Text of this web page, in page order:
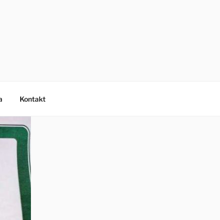
Kontakt